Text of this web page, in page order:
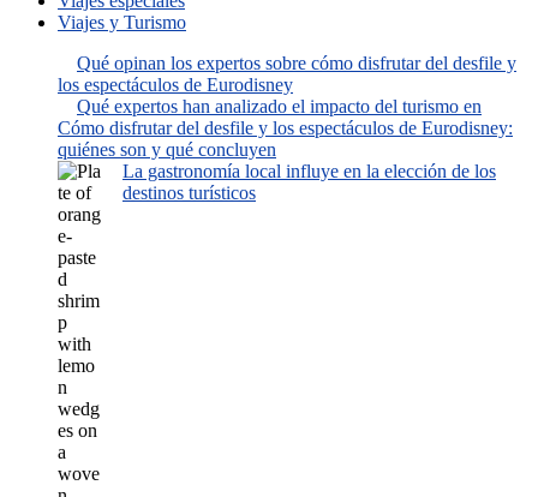
Viajes y Turismo
Qué opinan los expertos sobre cómo disfrutar del desfile y
los espectáculos de Eurodisney
Qué expertos han analizado el impacto del turismo en
Cómo disfrutar del desfile y los espectáculos de Eurodisney:
quiénes son y qué concluyen
La gastronomía local influye en la elección de los
destinos turísticos